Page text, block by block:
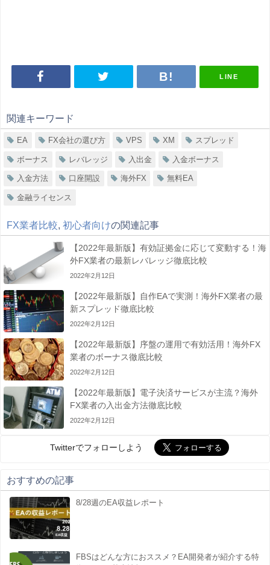
LINE
関連キーワード
EA FX会社の選び方 VPS XM スプレッド
ボーナス レバレッジ 入出金 入金ボーナス
入金方法 口座開設 海外FX 無料EA
金融ライセンス
FX業者比較 初心者向けの関連記事
【2022年最新版】有効証拠金に応じて変動する！海
外FX業者の最新レバレッジ徹底比較
2022年2月12日
【2022年最新版】自作EAで実測！海外FX業者の最
新スプレッド徹底比較
2022年2月12日
【2022年最新版】序盤の運用で有効活用！海外FX
業者のボーナス徹底比較
2022年2月12日
【2022年最新版】電子決済サービスが主流？海外
FX業者の入出金方法徹底比較
2022年2月12日
Twitterでフォローしよう
おすすめの記事
EA収益
8/28週のEA収益レポート
FBSはどんな方におススメ？EA開発者が紹介する特